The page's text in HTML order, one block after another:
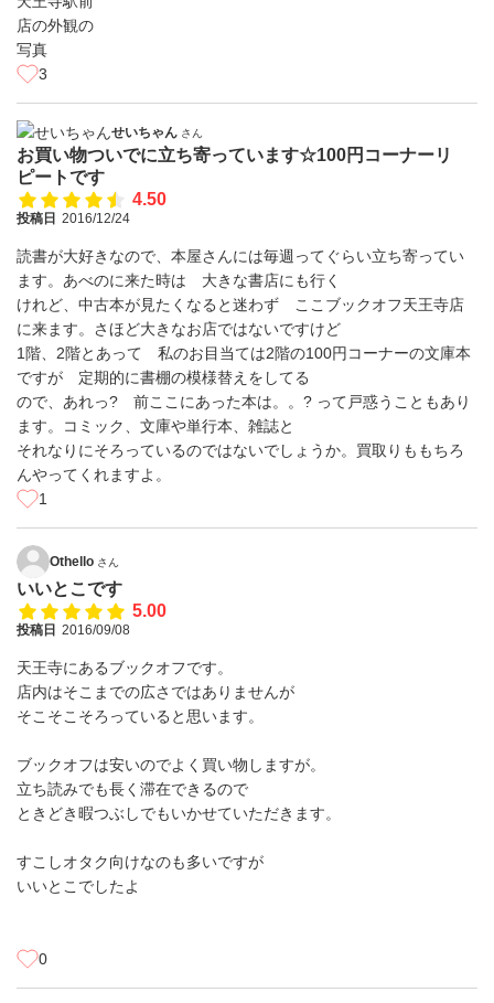
3
せいちゃん さん
お買い物ついでに立ち寄っています☆100円コーナーリ
ピートです
4.50
投稿日 2016/12/24
読書が大好きなので、本屋さんには毎週ってぐらい立ち寄ってい
ます。あべのに来た時は 大きな書店にも行く
けれど、中古本が見たくなると迷わず ここブックオフ天王寺店
に来ます。さほど大きなお店ではないですけど
1階、2階とあって 私のお目当ては2階の100円コーナーの文庫本
ですが 定期的に書棚の模様替えをしてる
ので、あれっ? 前ここにあった本は。。? って戸惑うこともあり
ます。コミック、文庫や単行本、雑誌と
それなりにそろっているのではないでしょうか。買取りももちろ
んやってくれますよ。
1
Othello さん
いいとこです
5.00
投稿日 2016/09/08
天王寺にあるブックオフです。
店内はそこまでの広さではありませんが
そこそこそろっていると思います。
ブックオフは安いのでよく買い物しますが。
立ち読みでも長く滞在できるので
ときどき暇つぶしでもいかせていただきます。
すこしオタク向けなのも多いですが
いいとこでしたよ
0